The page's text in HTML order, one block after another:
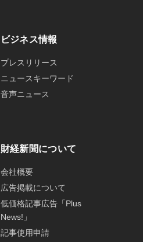
ビジネス情報
プレスリリース
ニュースキーワード
音声ニュース
財経新聞について
会社概要
広告掲載について
低価格記事広告「Plus
News!」
記事使用申請